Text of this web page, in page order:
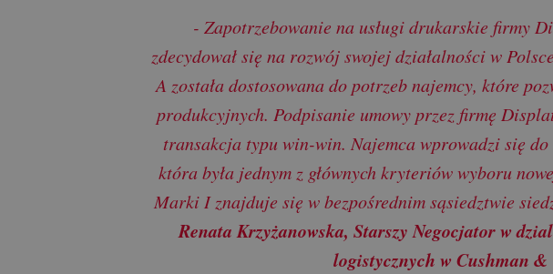
- Zapotrzebowanie na usługi drukarskie firmy
zdecydował się na rozwój swojej działalności w
A została dostosowana do potrzeb najemcy, które
produkcyjnych. Podpisanie umowy przez firmę
transakcja typu win-win. Najemca wprowadzi się
która była jednym z głównych kryteriów wyboru
Marki I znajduje się w bezpośrednim sąsiedztwie
Renata Krzyżanowska, Starszy Negocjator w
logistycznych w Cushman &